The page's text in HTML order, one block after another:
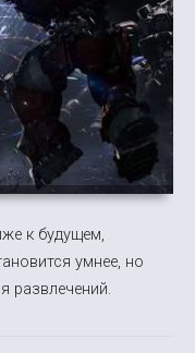
к будущем,
умнее, но
развлечений.